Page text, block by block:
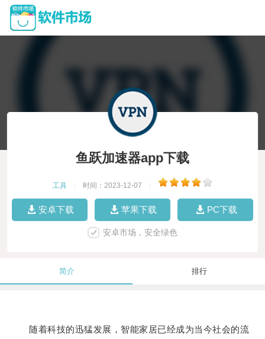
鱼跃加速器app下载
工具 时间：2023-12-07
安卓下载 苹果下载 PC下载
安卓市场，安全绿色
简介 排行
随着科技的迅猛发展，智能家居已经成为当今社会的流